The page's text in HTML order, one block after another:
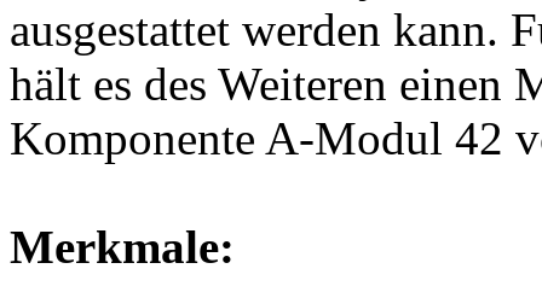
ausgestattet werden kann.
hält es des Weiteren einen
Komponente A-Modul 42
Merkmale: